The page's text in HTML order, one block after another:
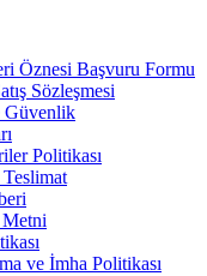
Öznesi Başvuru Formu
Sözleşmesi
Politikası
Metni
ve İmha Politikası